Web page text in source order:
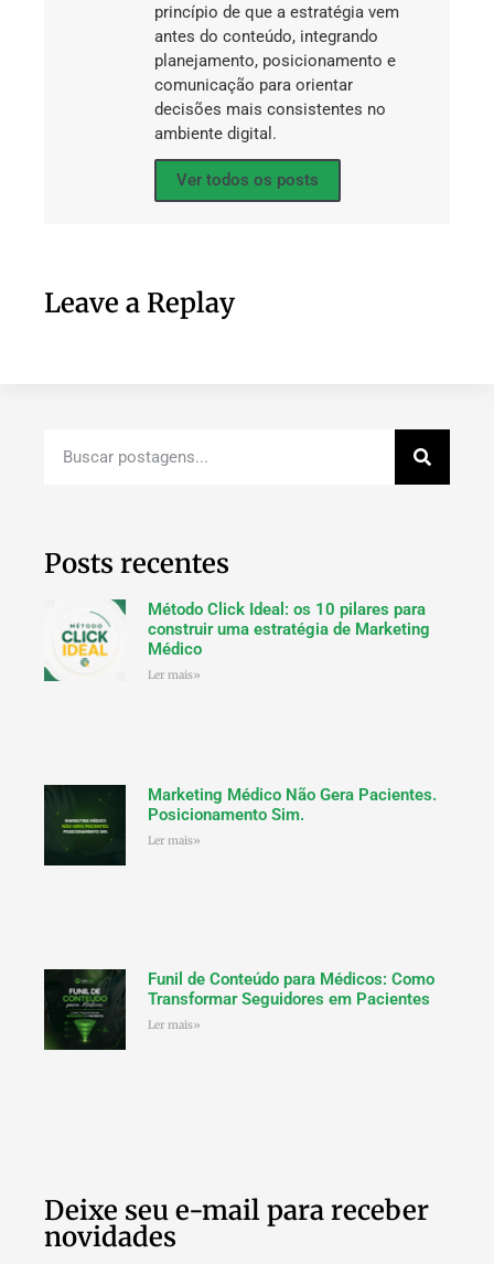
princípio de que a estratégia vem
antes do conteúdo, integrando
planejamento, posicionamento e
comunicação para orientar
decisões mais consistentes no
ambiente digital.
Ver todos os posts
Leave a Replay
Posts recentes
Método Click Ideal: os 10 pilares para
construir uma estratégia de Marketing
Médico
Ler mais»
Marketing Médico Não Gera Pacientes.
Posicionamento Sim.
Ler mais»
Funil de Conteúdo para Médicos: Como
Transformar Seguidores em Pacientes
Ler mais»
Deixe seu e-mail para receber
novidades